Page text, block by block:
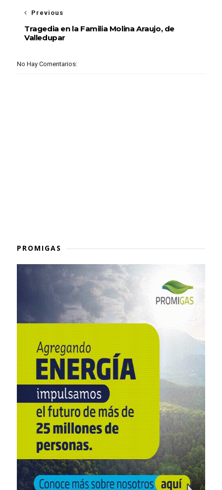
Previous
Tragedia en la Familia Molina Araujo, de
Valledupar
No Hay Comentarios:
PROMIGAS